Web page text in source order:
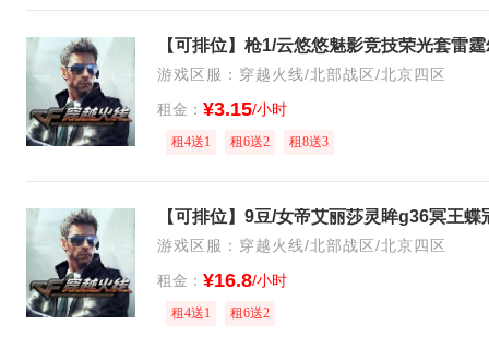
游戏区服：穿越火线/北部战区/北京四区
租金： ¥3.15/小时
租4送1 租6送2 租8送3
游戏区服：穿越火线/北部战区/北京四区
租金： ¥16.8/小时
租4送1 租6送2